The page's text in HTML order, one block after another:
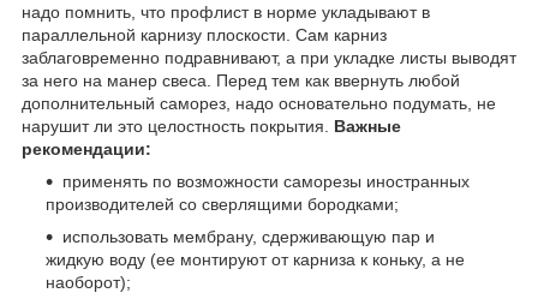
надо помнить, что профлист в норме укладывают в
параллельной карнизу плоскости. Сам карниз
заблаговременно подравнивают, а при укладке листы выводят
за него на манер свеса. Перед тем как ввернуть любой
дополнительный саморез, надо основательно подумать, не
нарушит ли это целостность покрытия. Важные
рекомендации:
применять по возможности саморезы иностранных
производителей со сверлящими бородками;
использовать мембрану, сдерживающую пар и
жидкую воду (ее монтируют от карниза к коньку, а не
наоборот);